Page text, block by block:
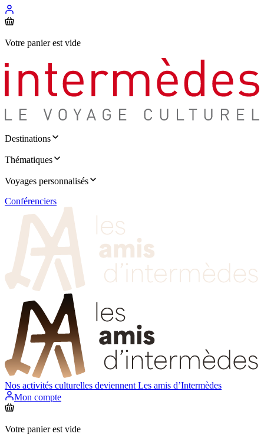
Votre panier est vide
Destinations
Thématiques
Voyages personnalisés
Conférenciers
Nos activités culturelles deviennent Les amis d’Intermèdes
Mon compte
Votre panier est vide